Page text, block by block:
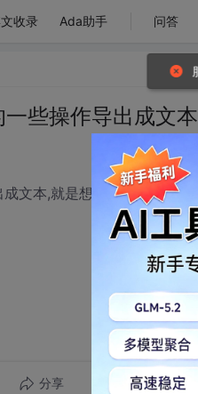
收录 Ada助手 问答
些操作导出成文本
文本,就是想监视一下其他
分享 转发到动态